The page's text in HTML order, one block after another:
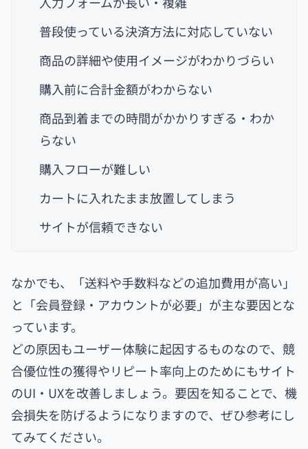
普段使っている決済方法に対応していない
商品の詳細や使用イメージがわかりづらい
購入前に合計金額がわからない
商品到着までの時間がかかりすぎる・わか
らない
購入フローが難しい
カートに入れたまま放置してしまう
サイトが信頼できない
なかでも、「送料や手数料などの追加費用が高い」
と「会員登録・アカウントが必要」が主な要因とな
っています。
どの原因もユーザー体験に起因するものなので、競
合優位性の獲得やリピート率向上のためにもサイト
のUI・UXを改善しましょう。要因を知ることで、機
会損失を防げるようになりますので、ぜひ参考にし
てみてください。